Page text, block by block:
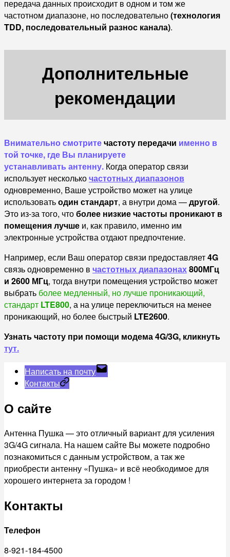
передача данных происходит в одном и том же
частотном диапазоне, но последовательно(технология
TDD, последовательный разнос канала).
Дополнительные
рекомендации
Внимательно смотритечастоту передачи именно в
той точке, где Вы планируете
устанавливать антенну. Когда оператор связи
использует несколькочастотных диапазонов
одновременно, Ваше устройство может на улице
использоватьодин стандарт, а внутри дома —другой.
Это из-за того, чтоболее низкие частоты проникают в
помещения лучше и, как правило, именно им
электронные устройства отдают предпочтение.
Например, если Ваш оператор связи предоставляет4G
связь одновременно в частотных диапазонах800МГц
и 2600 МГц, тогда внутри помещения устройство может
выбрать более медленный, но лучше проникающий,
стандарт LTE800, а на улице переключиться на менее
проникающий, но более быстрый LTE2600.
Узнать частоту при помощи модема 4G/3G, кликнуть
тут.
Написать на почту
Контакты
О сайте
Антенна Пушка — это отличный вариант для усиления
3G/4G сигнала. На нашем сайте Вы можете подробно
познакомиться с данным устройством, а так же
приобрести антенну «Пушка» и всё необходимое для
хорошего интернета за городом !
Контакты
Телефон
8-921-184-4500